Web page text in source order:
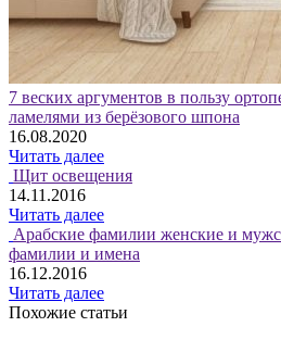
7 веских аргументов в пользу
ламелями из берёзового шпона
16.08.2020
Читать далее
Щит освещения
14.11.2016
Читать далее
Арабские фамилии женские и
фамилии и имена
16.12.2016
Читать далее
Похожие статьи